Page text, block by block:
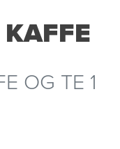
OG TE 1